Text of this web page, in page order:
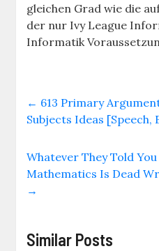
gleichen Grad wie die
der nur Ivy League
Informatik
← 613 Primary
Subjects Ideas [Speech,
Whatever They Told
Mathematics Is Dead
→
Similar Posts